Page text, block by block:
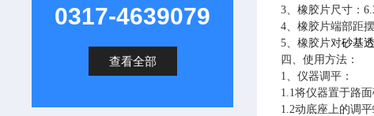
0317-4639079
查看全部
3、橡胶片尺寸 ：
4、橡胶片端部距
5、橡胶片对砂基
四、使用方法：
1、仪器调平：
1.1将仪器置于路
1.2动底座上的调